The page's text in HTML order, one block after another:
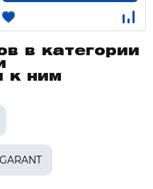
в категории
к ним